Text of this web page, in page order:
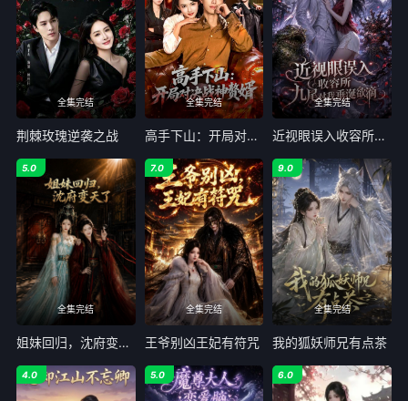
全集完结
荆棘玫瑰逆袭之战
全集完结
高手下山：开局对决战神赘婿
全集完结
近视眼误入收容所：九尾对我垂涎欲滴
全集完结
5.0
姐妹回归，沈府变天了
全集完结
7.0
王爷别凶王妃有符咒
全集完结
9.0
我的狐妖师兄有点茶
4.0 5.0 6.0